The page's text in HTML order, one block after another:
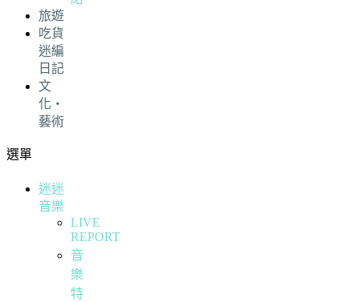
旅遊
吃貨
迷編
日記
文
化・
藝術
選單
迷迷
音樂
LIVE
REPORT
音
樂
特